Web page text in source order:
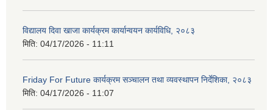
विद्यालय दिवा खाजा कार्यक्रम कार्यान्वयन कार्यविधि, २०८३
मिति: 04/17/2026 - 11:11
Friday For Future कार्यक्रम सञ्चालन तथा व्यवस्थापन निर्देशिका, २०८३
मिति: 04/17/2026 - 11:07